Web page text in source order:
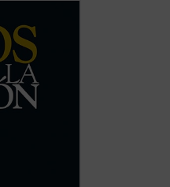
II
línea,
países,
...